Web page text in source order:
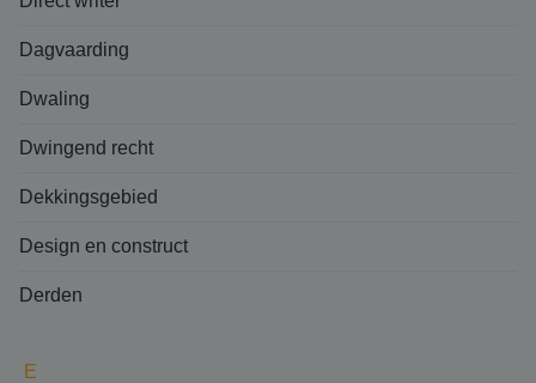
Dagvaarding
Dwaling
Dwingend recht
Dekkingsgebied
Design en construct
Derden
E